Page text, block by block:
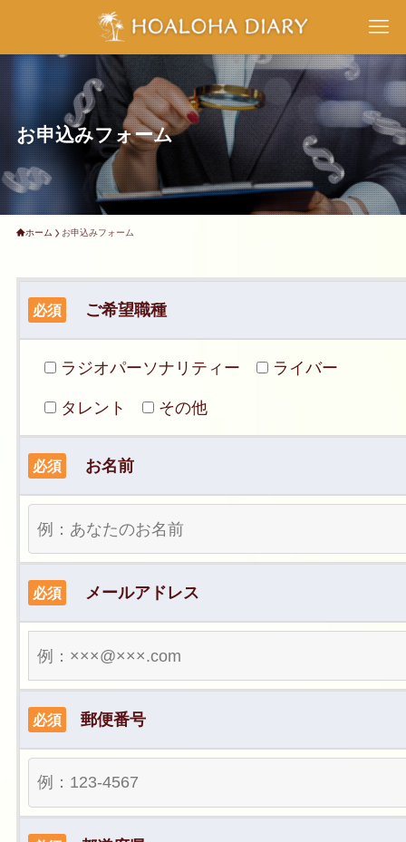
お申込みフォーム
ホーム お申込みフォーム
必須 ご希望職種
ラジオパーソナリティー ライバー
タレント その他
必須 お名前
必須 メールアドレス
必須 郵便番号